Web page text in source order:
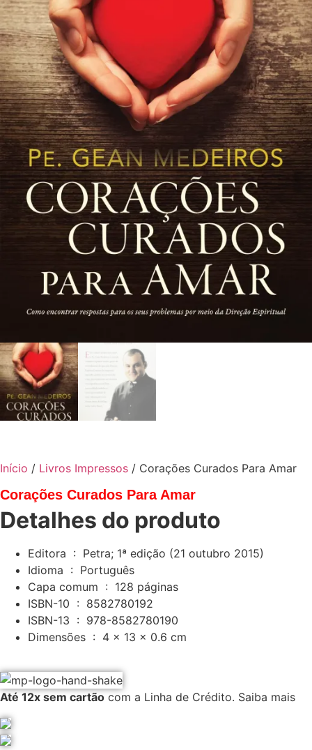
Início / Livros Impressos / Corações Curados Para Amar
Corações Curados Para Amar
Detalhes do produto
Editora ‏ : ‎ Petra; 1ª edição (21 outubro 2015)
Idioma ‏ : ‎ Português
Capa comum ‏ : ‎ 128 páginas
ISBN-10 ‏ : ‎ 8582780192
ISBN-13 ‏ : ‎ 978-8582780190
Dimensões ‏ : ‎ 4 x 13 x 0.6 cm
Até 12x sem cartão com a Linha de Crédito. Saiba mais